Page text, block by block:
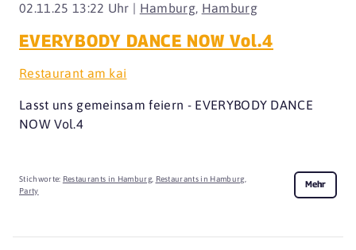
02.11.25 13:22 Uhr | Hamburg, Hamburg
EVERYBODY DANCE NOW Vol.4
Restaurant am kai
Lasst uns gemeinsam feiern - EVERYBODY DANCE
NOW Vol.4
Stichworte: Restaurants in Hamburg, Restaurants in Hamburg
Party
Mehr